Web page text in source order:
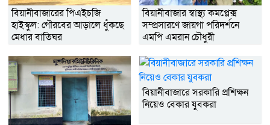
বিয়ানীবাজারের পিএইচজি
হাইস্কুল: গৌরবের আড়ালে ধুঁকছে
মেধার বাতিঘর
বিয়ানীবাজার স্বাস্থ্য কমপ্লেক্স
সম্প্রসারণে জায়গা পরিদর্শনে
এমপি এমরান চৌধুরী
বিয়ানীবাজারে সরকারি প্রশিক্ষন
নিয়েও বেকার যুবকরা